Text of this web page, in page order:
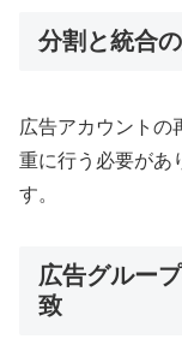
分割と統合
広告アカウントの
重に行う必要があ
す。
広告グルー
致